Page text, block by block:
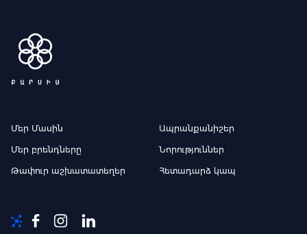
Մեր Մասին Ապրանքանիշեր
Մեր բրենդները Նորություններ
Թափուր աշխատատեղեր Հետադարձ կապ